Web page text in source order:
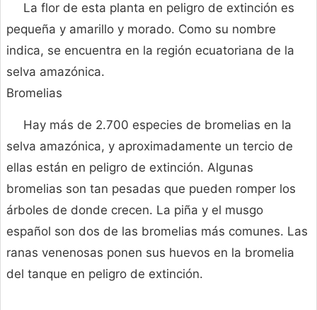
La flor de esta planta en peligro de extinción es
pequeña y amarillo y morado. Como su nombre
indica, se encuentra en la región ecuatoriana de la
selva amazónica.
Bromelias
Hay más de 2.700 especies de bromelias en la
selva amazónica, y aproximadamente un tercio de
ellas están en peligro de extinción. Algunas
bromelias son tan pesadas que pueden romper los
árboles de donde crecen. La piña y el musgo
español son dos de las bromelias más comunes. Las
ranas venenosas ponen sus huevos en la bromelia
del tanque en peligro de extinción.